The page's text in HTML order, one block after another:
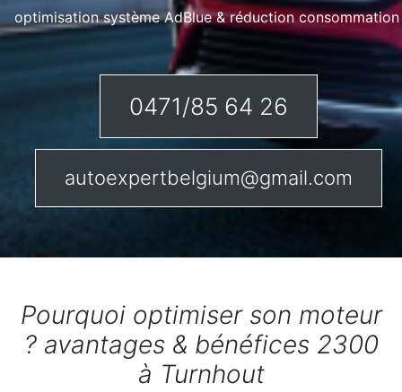
optimisation système AdBlue & réduction consommation
0471/85 64 26
autoexpertbelgium@gmail.com
Pourquoi optimiser son moteur
? avantages & bénéfices 2300
à Turnhout